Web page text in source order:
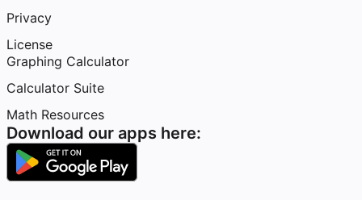
Privacy
License
Graphing Calculator
Calculator Suite
Math Resources
Download our apps here: